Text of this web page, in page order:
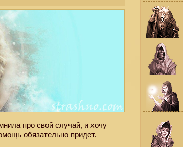
про свой случай, и хочу
обязательно придет.